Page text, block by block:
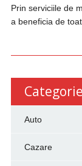
Prin serviciile de
a beneficia de
Auto
Cazare